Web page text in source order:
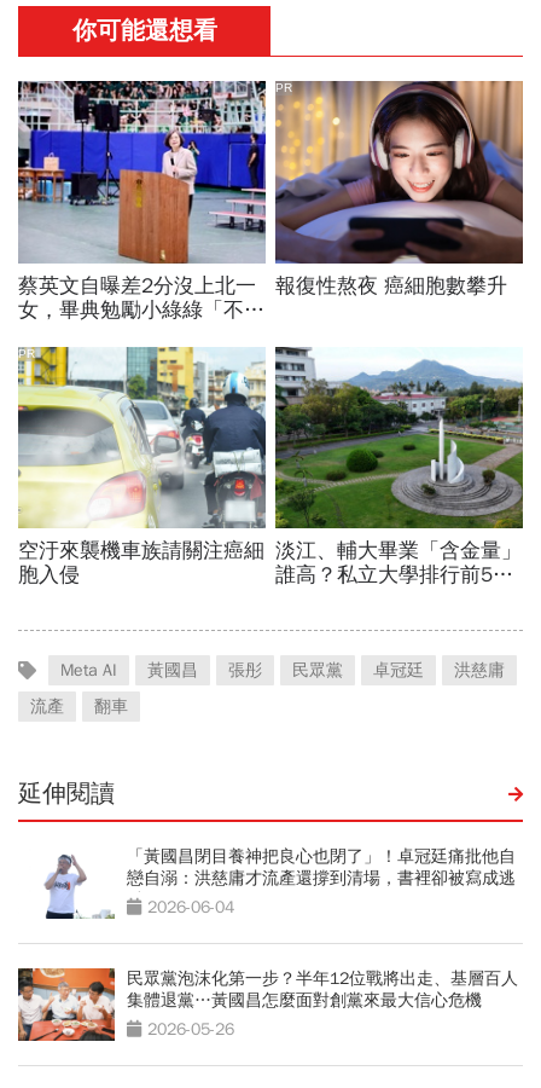
Meta AI 黃國昌 張彤 民眾黨 卓冠廷
洪慈庸
流產
翻車
延伸閱讀
「黃國昌閉目養神把良心也閉了」！卓冠廷痛批他自
戀自溺：洪慈庸才流產還撐到清場，書裡卻被寫成逃
兵？2026-06-04
民眾黨泡沫化第一步？半年12位戰將出走、基層百人
集體退黨…黃國昌怎麼面對創黨來最大信心危機
2026-05-26